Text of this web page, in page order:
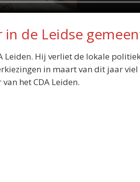
in de Leidse
Hij verliet de lokale
in maart van dit jaar
het CDA Leiden.